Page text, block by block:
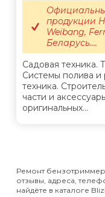
Садовая техника.
Системы полива и
техника.
части и
оригинальных...
продукции
Weibang,
Беларусь....
Ремонт
отзывы, адреса,
найдёте в каталоге